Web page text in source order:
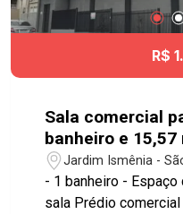
R$
Sala comercial
banheiro e 15,57
Ismênia
Jardim Ismênia -
- 1 banheiro -
sala Prédio comercial para locação no bairro